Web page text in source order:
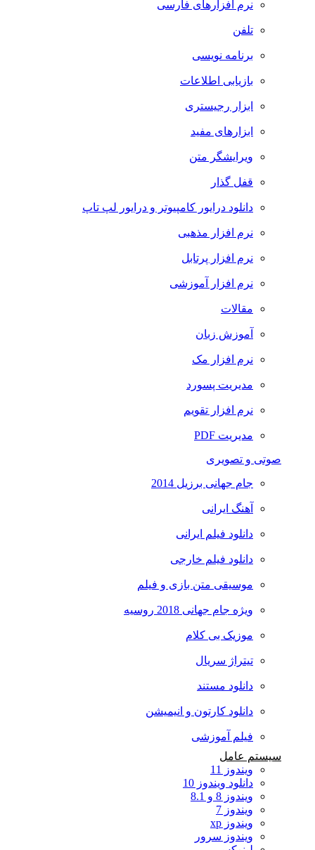
نرم افزارهای فارسی
تلفن
برنامه نویسی
بازیابی اطلاعات
ابزار رجیستری
ابزارهای مفید
ویرایشگر متن
قفل گذار
دانلود درایور کامپیوتر و درایور لپ تاپ
نرم افزار مذهبی
نرم افزار پرتابل
نرم افزار آموزشی
مقالات
آموزش زبان
نرم افزار مک
مدیریت پسورد
نرم افزار تقویم
مدیریت PDF
صوتی و تصویری
جام جهانی برزیل 2014
آهنگ ایرانی
دانلود فیلم ایرانی
دانلود فیلم خارجی
موسیقی متن بازی و فیلم
ویژه جام جهانی 2018 روسیه
موزیک بی کلام
تیتراژ سریال
دانلود مستند
دانلود کارتون و انیمیشن
فیلم آموزشی
سیستم عامل
ویندوز 11
دانلود ویندوز 10
ویندوز 8 و 8.1
ویندوز 7
ویندوز xp
ویندوز سرور